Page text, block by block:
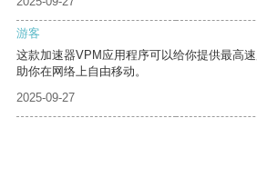
游客
这款加速器VPM应用程序可以给你提供最高
助你在网络上自由移动。
2025-09-27